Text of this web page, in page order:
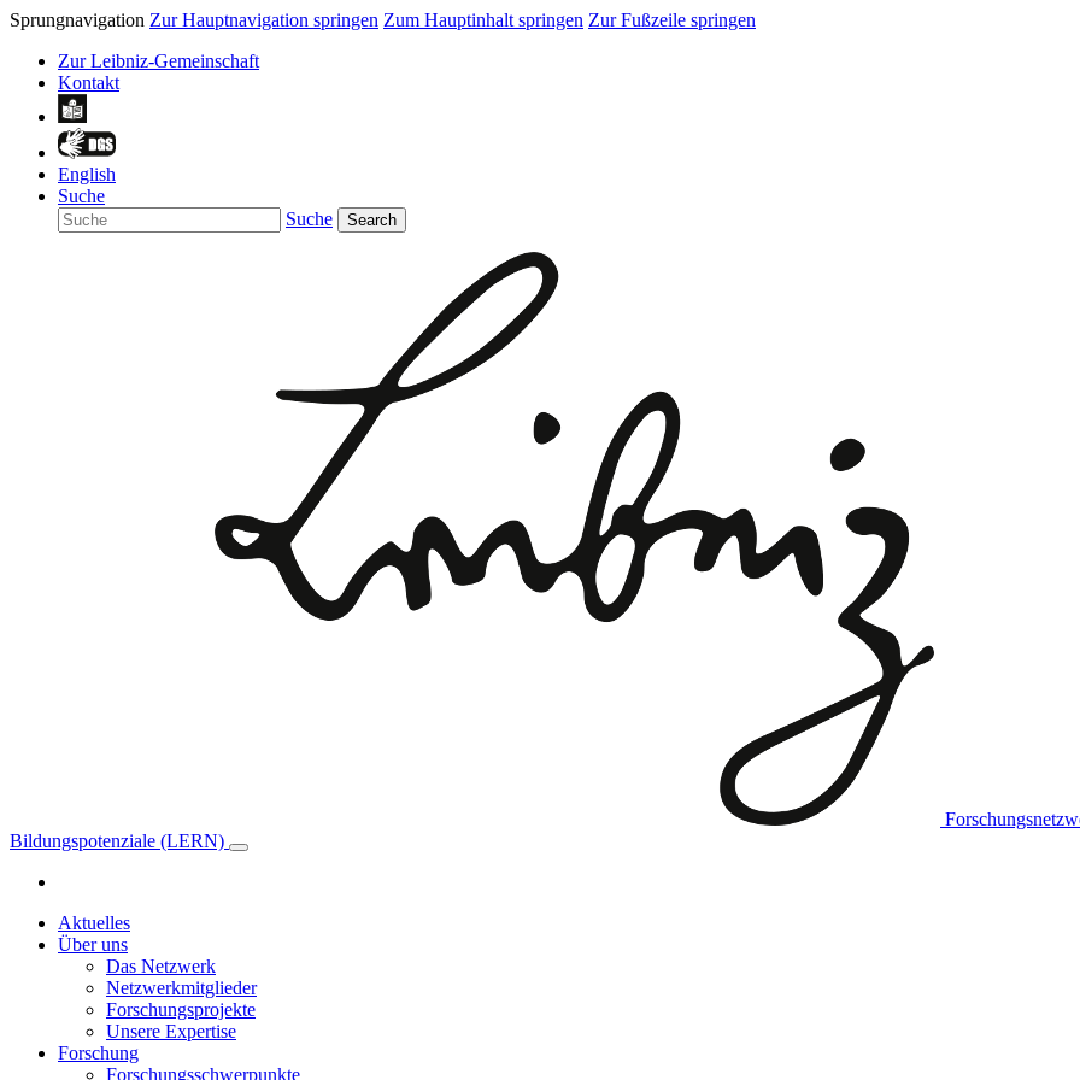
Sprungnavigation Zur Hauptnavigation springen Zum Hauptinhalt springen Zur Fußzeile springen
Zur Leibniz-Gemeinschaft
Kontakt
English
Suche
Suche
Search
Bildungspotenziale (LERN)
Aktuelles
Über uns
Das Netzwerk
Netzwerkmitglieder
Forschungsprojekte
Unsere Expertise
Forschung
Forschungsschwerpunkte